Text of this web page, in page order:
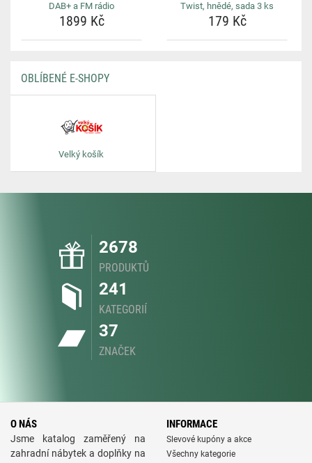
DAB+ a FM rádio
1899 Kč
Twist, hnědé, sada 3 ks
179 Kč
OBLÍBENÉ E-SHOPY
Velký košík
2678
PRODUKTŮ
241
KATEGORIÍ
37
ZNAČEK
O NÁS
Jsme katalog zaměřený na
zahradní nábytek a doplňky na
INFORMACE
Slevové kupóny a akce
Všechny kategorie